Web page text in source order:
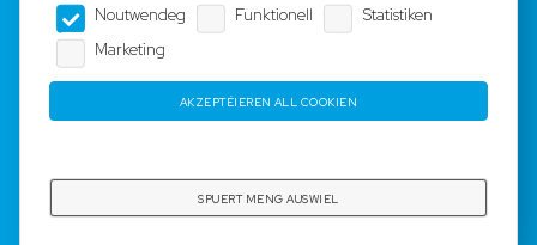
Impressum
Dateschutz
3W.LU
Noutwendeg Funktionell
Statistiken
Marketing
AKZEPTÉIEREN ALL COOKIEN
SPUERT MENG AUSWIEL